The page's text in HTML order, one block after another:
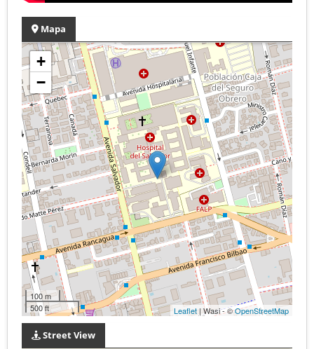
Mapa
+
−
100 m
500 ft
Leaflet | Wasi - ©OpenStreetMap
Street View